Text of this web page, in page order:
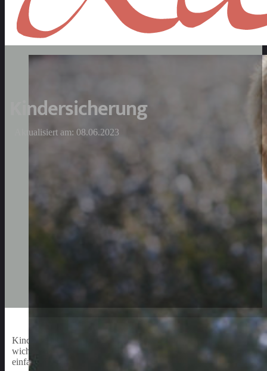
Kindersicherung
Aktualisiert am: 08.06.2023
Kindersicherung ist ein wesentlicher Aspekt, wenn es um die
wichtig, sie vor möglichen Gefahren zu schützen. Diese Gefahren
einfache, aber effektive Methoden können Eltern ihre Kinder vor